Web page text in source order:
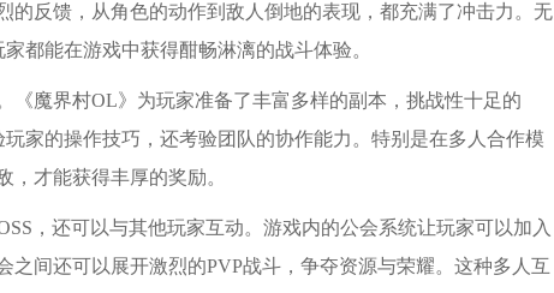
的反馈，从角色的动作到敌人倒地的表现，都充满了冲击力。无
都能在游戏中获得酣畅淋漓的战斗体验。
《魔界村OL》为玩家准备了丰富多样的副本，挑战性十足的
家的操作技巧，还考验团队的协作能力。特别是在多人合作模
才能获得丰厚的奖励。
，还可以与其他玩家互动。游戏内的公会系统让玩家可以加入
间还可以展开激烈的PVP战斗，争夺资源与荣耀。这种多人互